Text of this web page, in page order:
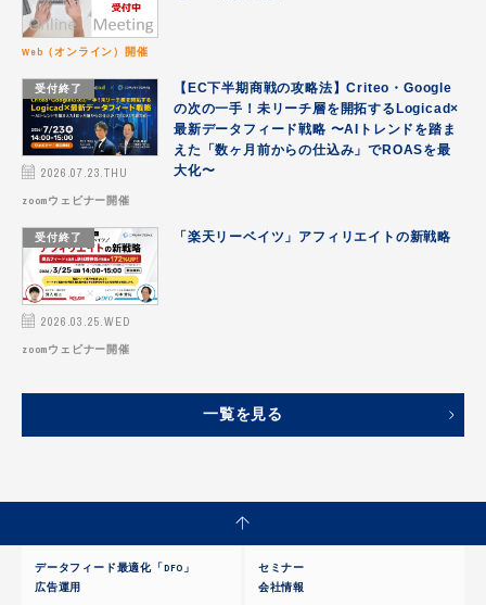
その他
データフィード最適化
旅行業界向けデータフィード
Web（オンライン）開催
受付終了
2026.07.23.THU
zoomウェビナー開催
【EC下半期商戦の攻略法】Criteo・Google
の次の一手！未リーチ層を開拓するLogicad×
最新データフィード戦略 〜AIトレンドを踏ま
えた「数ヶ月前からの仕込み」でROASを最
大化〜
受付終了
2026.03.25.WED
zoomウェビナー開催
「楽天リーベイツ」アフィリエイトの新戦略
一覧を見る
データフィード最適化「DFO」
広告運用
セミナー
会社情報